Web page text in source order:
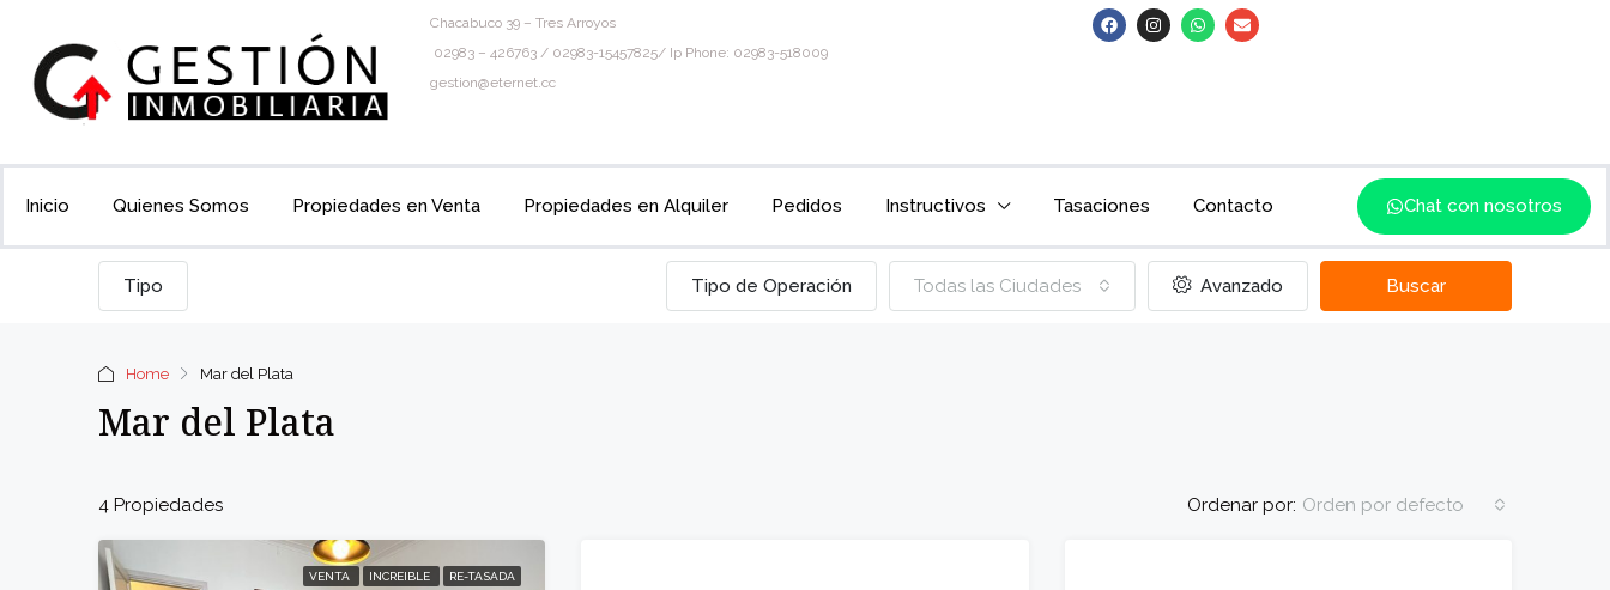
Chacabuco 39 – Tres Arroyos
02983 – 426763 / 02983-15457825/ Ip Phone: 02983-518009
gestion@eternet.cc
Inicio Quienes Somos Propiedades en Venta Propiedades en Alquiler Pedidos Instructivos Tasaciones Contacto Chat con nosotros
Tipo Tipo de Operación Todas las Ciudades Avanzado Buscar
Home Mar del Plata
Mar del Plata
4 Propiedades Ordenar por: Orden por defecto
VENTA INCREIBLE RE-TASADA